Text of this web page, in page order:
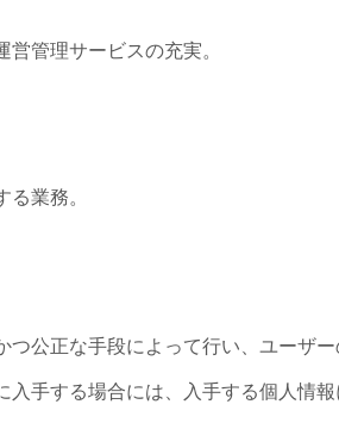
管理サービスの充実。
業務。
公正な手段によって行い、ユーザ
入手する場合には、入手する個人情